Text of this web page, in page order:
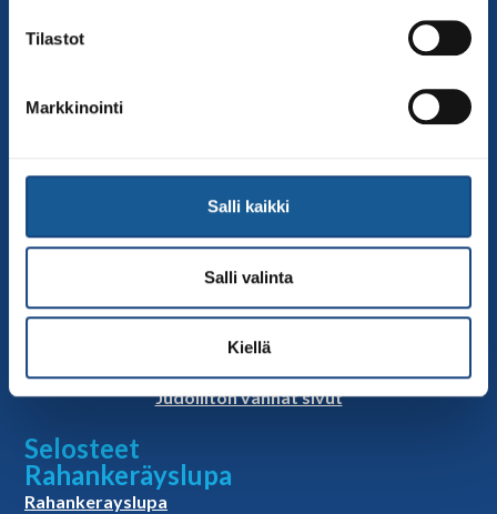
Tilastot
Markkinointi
Salli kaikki
Salli valinta
Kiellä
Tapahtumakalenteri
Linkkejä
Judoliiton vanhat sivut
Selosteet
Rahankeräyslupa
Rahankerayslupa